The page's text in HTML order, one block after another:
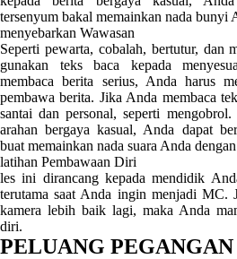
tersenyum bakal memainkan nada bunyi
menyebarkan Wawasan
Seperti pewarta, cobalah, bertutur, dan
gunakan teks baca kepada
membaca berita serius, Anda harus
pembawa berita. Jika Anda membaca
santai dan personal, seperti
arahan bergaya kasual, Anda dapat
buat memainkan nada suara Anda
latihan Pembawaan Diri
les ini dirancang kepada mendidik
terutama saat Anda ingin menjadi MC.
kamera lebih baik lagi, maka Anda
diri.
PELUANG